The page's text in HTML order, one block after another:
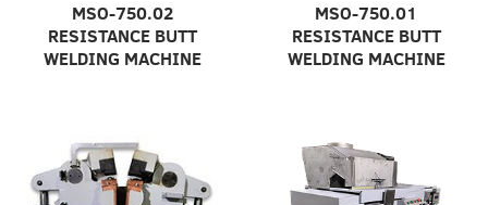
MSO-750.02
RESISTANCE BUTT
WELDING MACHINE
MSO-750.01
RESISTANCE BUTT
WELDING MACHINE